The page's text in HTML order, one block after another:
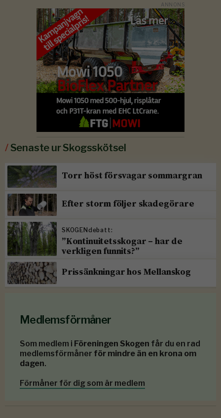
/Senaste ur Skogsskötsel
Torr höst försvagar sommargran
Efter storm följer skadegörare
SKOGENdebatt:
”Kontinuitetsskogar – har de
verkligen funnits?”
Prissänkningar hos Mellanskog
Medlemsförmåner
Som medlem i Föreningen Skogen får du en rad
medlemsförmåner för mindre än en krona om
dagen.
Förmåner för dig som är medlem